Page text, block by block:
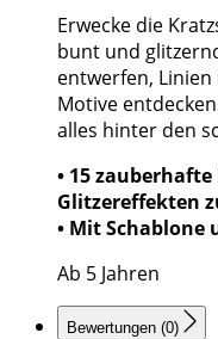
Erwecke die
bunt und
entwerfen,
Motive
alles hinter den
• 15
Glitzereffekten
• Mit
Ab 5 Jahren
Bewertungen (0)